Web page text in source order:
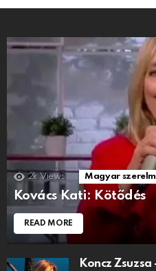
2k Views Magyar
Kovács Kati: Kötődés
READ MORE
Koncz